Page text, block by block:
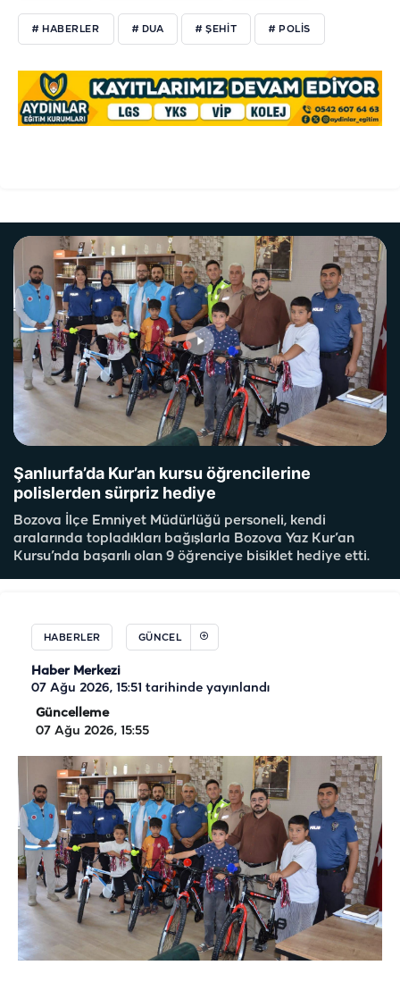
# HABERLER # DUA # ŞEHIT # POLIS
Şanlıurfa’da Kur’an kursu öğrencilerine
polislerden sürpriz hediye
Bozova İlçe Emniyet Müdürlüğü personeli, kendi
aralarında topladıkları bağışlarla Bozova Yaz Kur’an
Kursu’nda başarılı olan 9 öğrenciye bisiklet hediye etti.
HABERLER GÜNCEL
Haber Merkezi
07 Ağu 2026, 15:51 tarihinde yayınlandı
Güncelleme
07 Ağu 2026, 15:55